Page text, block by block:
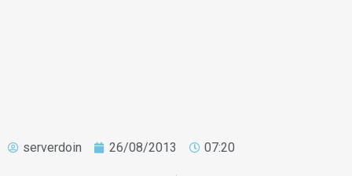
serverdoin 26/08/2013 07:20